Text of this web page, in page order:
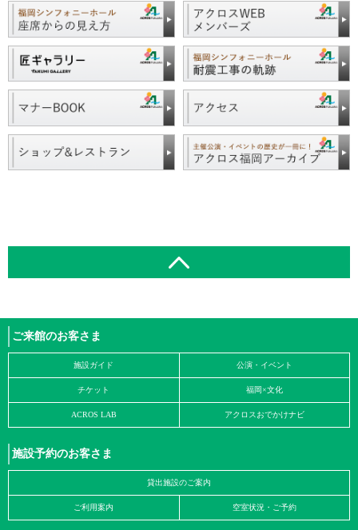
ご来館のお客さま
施設ガイド 公演・イベント
チケット 福岡×文化
ACROS LAB アクロスおでかけナビ
施設予約のお客さま
貸出施設のご案内
ご利用案内 空室状況・ご予約